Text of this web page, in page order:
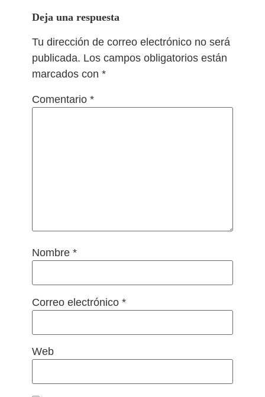
Deja una respuesta
Tu dirección de correo electrónico no será
publicada. Los campos obligatorios están
marcados con *
Comentario *
Nombre *
Correo electrónico *
Web